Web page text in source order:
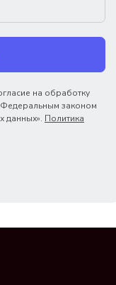
на обработку
Федеральным законом
данных». Политика